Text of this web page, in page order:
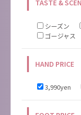
TASTE &
シーズン
ゴージャス
HAND PRICE
3,990yen